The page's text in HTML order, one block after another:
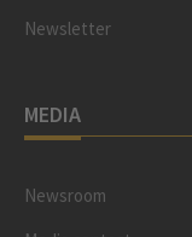
Newsletter
MEDIA
Newsroom